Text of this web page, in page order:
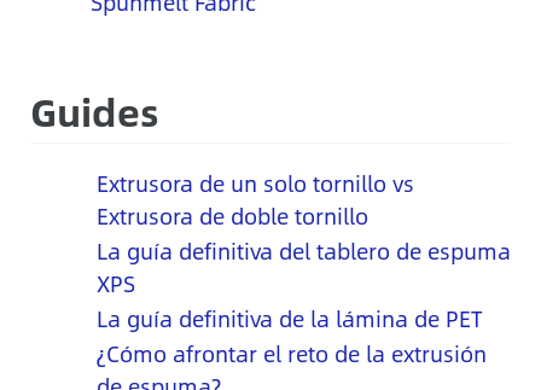
Guides
Extrusora de un solo tornillo vs
Extrusora de doble tornillo
La guía definitiva del tablero de espuma
XPS
La guía definitiva de la lámina de PET
¿Cómo afrontar el reto de la extrusión